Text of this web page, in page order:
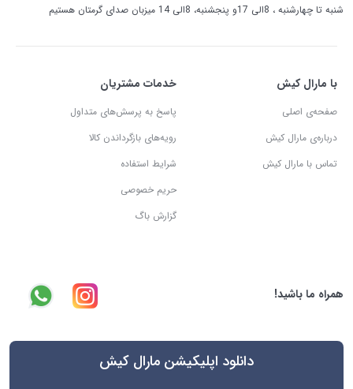
شنبه تا چهارشنبه ، 8الی 17و پنجشنبه، 8الی 14 میزبان صدای گرمتان هستیم
با مارال کیش
صفحه‌ی اصلی
درباره‌ی مارال کیش
تماس با مارال کیش
خدمات مشتریان
پاسخ به پرسش‌های متداول
رویه‌های بازگرداندن کالا
شرایط استفاده
حریم خصوصی
گزارش باگ
همراه ما باشید!
دانلود اپلیکیشن مارال کیش